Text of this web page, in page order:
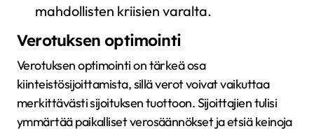
mahdollisten kriisien varalta.
Verotuksen optimointi
Verotuksen optimointi on tärkeä osa
kiinteistösijoittamista, sillä verot voivat vaikuttaa
merkittävästi sijoituksen tuottoon. Sijoittajien tulisi
ymmärtää paikalliset verosäännökset ja etsiä keinoja